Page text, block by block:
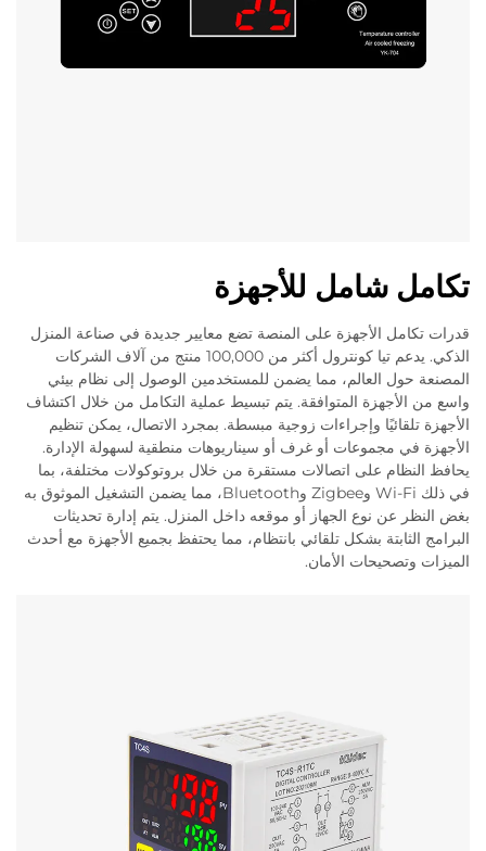
تكامل شامل للأجهزة
قدرات تكامل الأجهزة على المنصة تضع معايير جديدة في صناعة المنزل
الذكي. يدعم تيا كونترول أكثر من 100,000 منتج من آلاف الشركات
المصنعة حول العالم، مما يضمن للمستخدمين الوصول إلى نظام بيئي
واسع من الأجهزة المتوافقة. يتم تبسيط عملية التكامل من خلال اكتشاف
الأجهزة تلقائيًا وإجراءات زوجية مبسطة. بمجرد الاتصال، يمكن تنظيم
الأجهزة في مجموعات أو غرف أو سيناريوهات منطقية لسهولة الإدارة.
يحافظ النظام على اتصالات مستقرة من خلال بروتوكولات مختلفة، بما
في ذلك Wi-Fi وZigbee وBluetooth، مما يضمن التشغيل الموثوق به
بغض النظر عن نوع الجهاز أو موقعه داخل المنزل. يتم إدارة تحديثات
البرامج الثابتة بشكل تلقائي بانتظام، مما يحتفظ بجميع الأجهزة مع أحدث
الميزات وتصحيحات الأمان.